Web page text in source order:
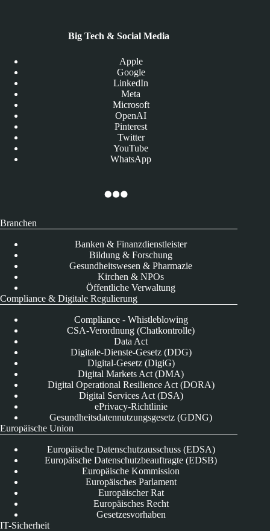
Big Tech & Social Media
Apple
Google
LinkedIn
Meta
Microsoft
OpenAI
Pinterest
Twitter
YouTube
WhatsApp
Branchen
Banken & Finanzdienstleister
Bildung & Forschung
Gesundheitswesen & Pharmazie
Kirchen & NPOs
Öffentliche Verwaltung
Compliance & Digitale Regulierung
Compliance - Whistleblowing
CSA-Verordnung (Chatkontrolle)
Data Act
Digitale-Dienste-Gesetz (DDG)
Digital-Gesetz (DigiG)
Digital Markets Act (DMA)
Digital Operational Resilience Act (DORA)
Digital Services Act (DSA)
ePrivacy-Richtlinie
Gesundheitsdatennutzungsgesetz (GDNG)
Europäische Union
Europäische Datenschutzausschuss (EDSA)
Europäische Datenschutzbeauftragte (EDSB)
Europäische Kommission
Europäisches Parlament
Europäischer Rat
Europäisches Recht
Gesetzesvorhaben
IT-Sicherheit